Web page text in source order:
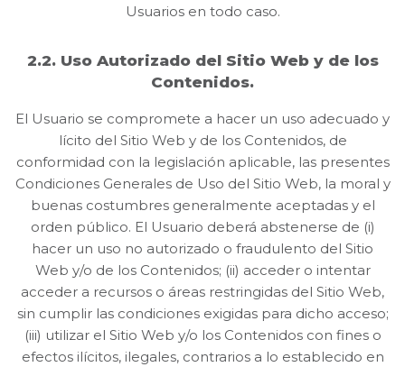
Usuarios en todo caso.
2.2. Uso Autorizado del Sitio Web y de los
Contenidos.
El Usuario se compromete a hacer un uso adecuado y
lícito del Sitio Web y de los Contenidos, de
conformidad con la legislación aplicable, las presentes
Condiciones Generales de Uso del Sitio Web, la moral y
buenas costumbres generalmente aceptadas y el
orden público. El Usuario deberá abstenerse de (i)
hacer un uso no autorizado o fraudulento del Sitio
Web y/o de los Contenidos; (ii) acceder o intentar
acceder a recursos o áreas restringidas del Sitio Web,
sin cumplir las condiciones exigidas para dicho acceso;
(iii) utilizar el Sitio Web y/o los Contenidos con fines o
efectos ilícitos, ilegales, contrarios a lo establecido en